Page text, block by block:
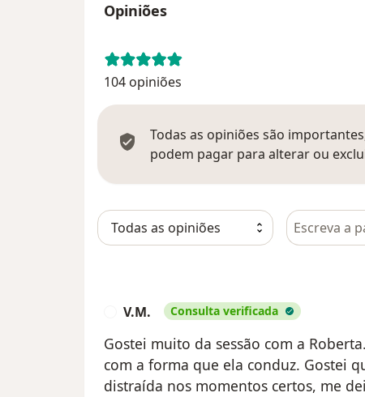
Opiniões
104 opiniões
Todas as opiniões são
podem pagar para alterar ou
Pesquisar
V.M. Consulta verificada
Gostei muito da sessão com a
com a forma que ela conduz. Gostei
distraída nos momentos certos, me